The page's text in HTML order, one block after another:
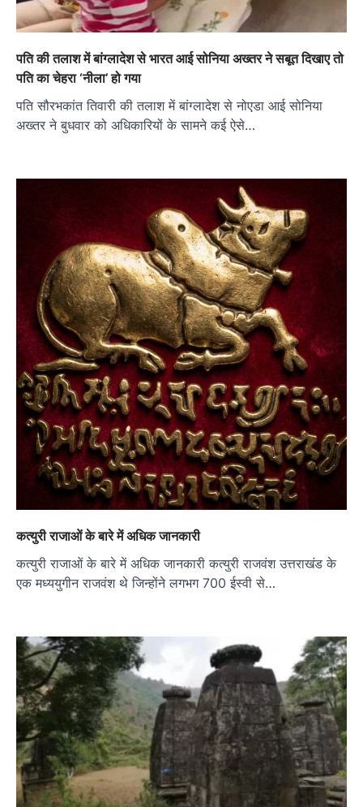
पति की तलाश में बांग्लादेश से भारत आई सोनिया अख्तर ने सबूत दिखाए तो
पति का चेहरा ‘नीला’ हो गया
पति सौरभकांत तिवारी की तलाश में बांग्लादेश से नोएडा आई सोनिया
अख्तर ने बुधवार को अधिकारियों के सामने कई ऐसे…
कत्युरी राजाओं के बारे में अधिक जानकारी
कत्युरी राजाओं के बारे में अधिक जानकारी कत्युरी राजवंश उत्तराखंड के
एक मध्ययुगीन राजवंश थे जिन्होंने लगभग 700 ईस्वी से…